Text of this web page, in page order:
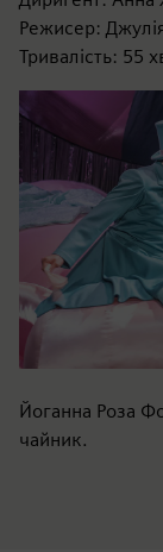
Режисер:
Тривалість: 55
Йоганна Роза
чайник.